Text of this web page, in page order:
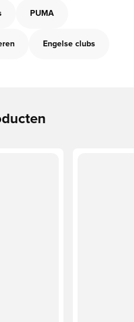
PUMA
Engelse clubs